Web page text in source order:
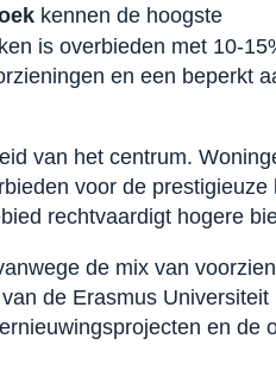
kennen de hoogste
is overbieden met 10-
en een beperkt
van het centrum.
voor de prestigieuze
rechtvaardigt hogere
de mix van
de Erasmus Universiteit
en de